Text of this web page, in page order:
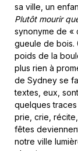
sa ville, un
Plutôt mourir
synonyme de «
gueule de bois.
poids de la
plus rien à
de Sydney se
textes, eux,
quelques
prie, crie,
fêtes
notre ville